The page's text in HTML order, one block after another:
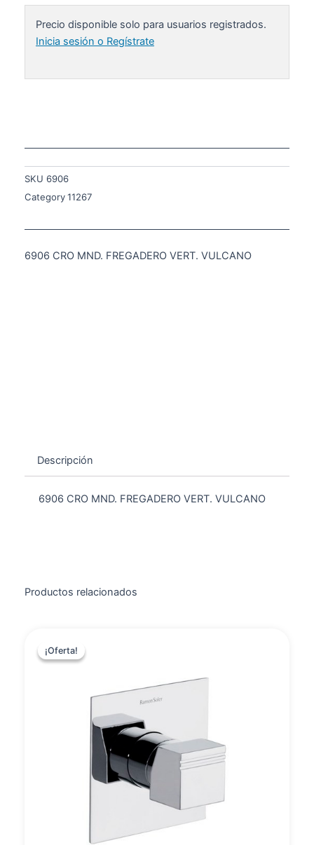
Precio disponible solo para usuarios registrados.
Inicia sesión o Regístrate
SKU 6906
Category11267
6906 CRO MND. FREGADERO VERT. VULCANO
Descripción
6906 CRO MND. FREGADERO VERT. VULCANO
Productos relacionados
¡Oferta!
¡Oferta!